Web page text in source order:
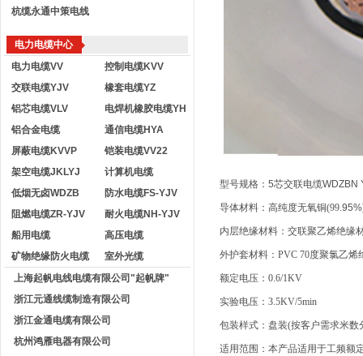
杭缆永通中策电线
电力电缆中心
电力电缆VV
控制电缆KVV
交联电缆YJV
橡套电缆YZ
铝芯电缆VLV
电焊机橡胶电缆YH
铝合金电缆
通信电缆HYA
屏蔽电缆KVVP
铠装电缆VV22
架空电缆JKLYJ
计算机电缆
低烟无卤WDZB
防水电缆FS-YJV
阻燃电缆ZR-YJV
耐火电缆NH-YJV
船用电缆
高压电缆
矿物绝缘防火电缆
室外光缆
上海起帆电线电缆有限公司"起帆牌"
浙江元通线缆制造有限公司
浙江金通电缆有限公司
杭州鸿雁电器有限公司
型号规格：5芯交联电缆WDZBN
导体材料：高纯度无氧铜(99.
内层绝缘材料：交联聚乙烯绝缘
外护套材料： PVC 70度聚氯乙烯
额定电压： 0.6/1KV
实验电压： 3.5KV/5min
包装样式：盘装(按客户需求米数
适用范围：本产品适用于工频额